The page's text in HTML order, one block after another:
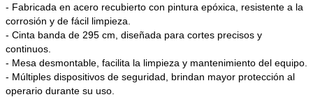
- Fabricada en acero recubierto con pintura epóxica, resistente a la
corrosión y de fácil limpieza.
- Cinta banda de 295 cm, diseñada para cortes precisos y
continuos.
- Mesa desmontable, facilita la limpieza y mantenimiento del equipo.
- Múltiples dispositivos de seguridad, brindan mayor protección al
operario durante su uso.